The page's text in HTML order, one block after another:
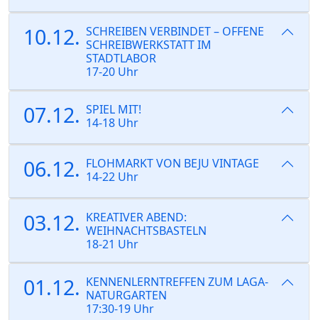
10.12. SCHREIBEN VERBINDET – OFFENE
SCHREIBWERKSTATT IM
STADTLABOR
17-20 Uhr
07.12. SPIEL MIT!
14-18 Uhr
06.12. FLOHMARKT VON BEJU VINTAGE
14-22 Uhr
03.12. KREATIVER ABEND:
WEIHNACHTSBASTELN
18-21 Uhr
01.12. KENNENLERNTREFFEN ZUM LAGA-
NATURGARTEN
17:30-19 Uhr